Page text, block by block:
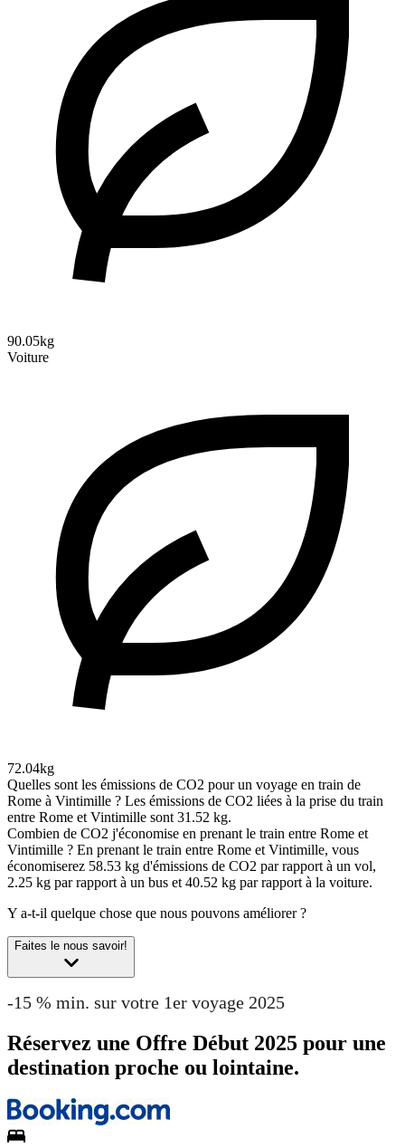
90.05kg
Voiture
72.04kg
Quelles sont les émissions de CO2 pour un voyage en train de
Rome à Vintimille ? Les émissions de CO2 liées à la prise du train
entre Rome et Vintimille sont 31.52 kg.
Combien de CO2 j'économise en prenant le train entre Rome et
Vintimille ? En prenant le train entre Rome et Vintimille, vous
économiserez 58.53 kg d'émissions de CO2 par rapport à un vol,
2.25 kg par rapport à un bus et 40.52 kg par rapport à la voiture.
Y a-t-il quelque chose que nous pouvons améliorer ?
Faites le nous savoir!
-15 % min. sur votre 1er voyage 2025
Réservez une Offre Début 2025 pour une
destination proche ou lointaine.